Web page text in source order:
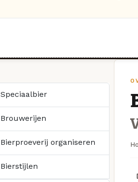
Speciaalbier
Brouwerijen
Bierproeverij organiseren
Bierstijlen